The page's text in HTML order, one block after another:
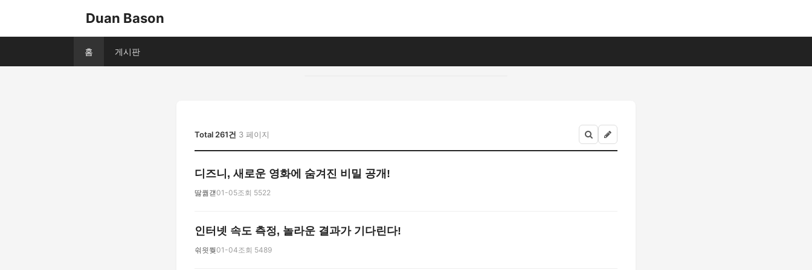
Duan Bason
홈 게시판
Total 261건 3 페이지
디즈니, 새로운 영화에 숨겨진 비밀 공개!
딿퀆걛01-05조회 5522
인터넷 속도 측정, 놀라운 결과가 기다린다!
쉮읫쭺01-04조회 5489